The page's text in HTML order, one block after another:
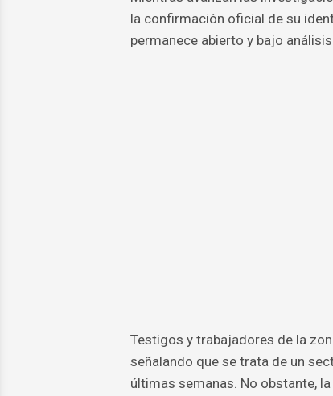
la confirmación oficial de su
permanece abierto y bajo
Testigos y trabajadores de la
señalando que se trata de un
últimas semanas. No obstante,